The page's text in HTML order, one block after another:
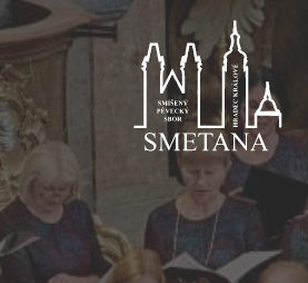
Přeskočit
na
obsah